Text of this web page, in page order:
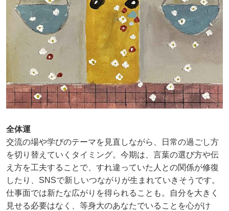
全体運
交流の場や学びのテーマを見直しながら、日常の過ごし方
を切り替えていくタイミング。今期は、言葉の選び方や伝
え方を工夫することで、すれ違っていた人との関係が修復
したり、SNSで新しいつながりが生まれていきそうです。
仕事面では新たな広がりを得られることも。自分を大きく
見せる必要はなく、等身大のあなたでいることを心がけ